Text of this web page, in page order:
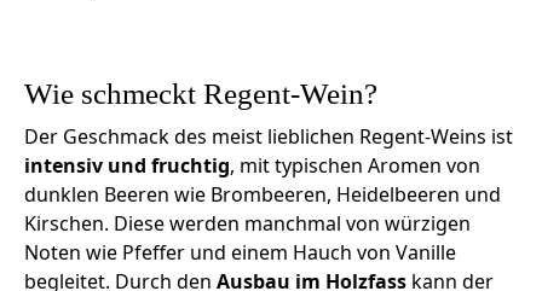
Wie schmeckt Regent-Wein?
Der Geschmack des meist lieblichen Regent-Weins ist
intensiv und fruchtig, mit typischen Aromen von
dunklen Beeren wie Brombeeren, Heidelbeeren und
Kirschen. Diese werden manchmal von würzigen
Noten wie Pfeffer und einem Hauch von Vanille
begleitet. Durch den Ausbau im Holzfass kann der